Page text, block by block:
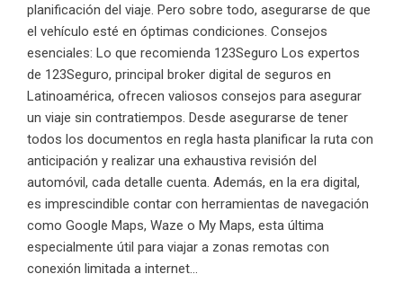
planificación del viaje. Pero sobre todo, asegurarse de que
el vehículo esté en óptimas condiciones. Consejos
esenciales: Lo que recomienda 123Seguro Los expertos
de 123Seguro, principal broker digital de seguros en
Latinoamérica, ofrecen valiosos consejos para asegurar
un viaje sin contratiempos. Desde asegurarse de tener
todos los documentos en regla hasta planificar la ruta con
anticipación y realizar una exhaustiva revisión del
automóvil, cada detalle cuenta. Además, en la era digital,
es imprescindible contar con herramientas de navegación
como Google Maps, Waze o My Maps, esta última
especialmente útil para viajar a zonas remotas con
conexión limitada a internet...